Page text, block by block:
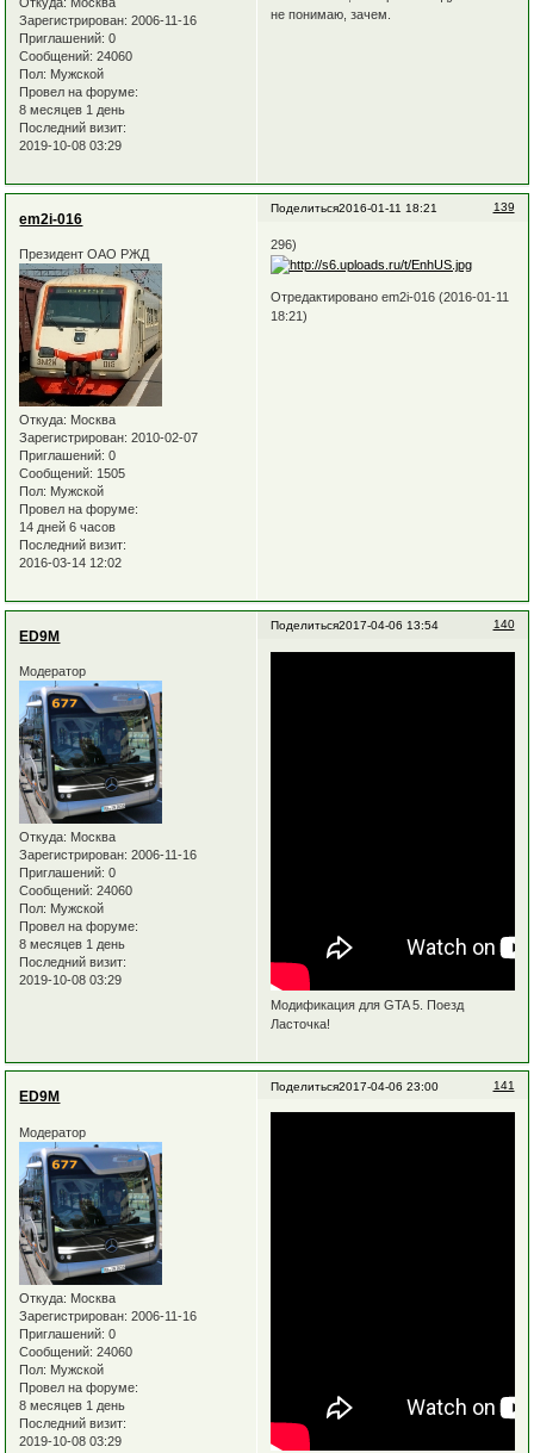
Зарегистрирован: 2006-11-16
Приглашений: 0
Сообщений: 24060
Пол: Мужской
Провел на форуме:
8 месяцев 1 день
Последний визит:
2019-10-08 03:29
не понимаю, зачем.
Поделиться 139
2016-01-11 18:21
em2i-016
Президент ОАО РЖД
Откуда: Москва
Зарегистрирован: 2010-02-07
Приглашений: 0
Сообщений: 1505
Пол: Мужской
Провел на форуме:
14 дней 6 часов
Последний визит:
2016-03-14 12:02
296)
Отредактировано em2i-016 (2016-01-11
18:21)
Поделиться 140
2017-04-06 13:54
ED9M
Модератор
Откуда: Москва
Зарегистрирован: 2006-11-16
Приглашений: 0
Сообщений: 24060
Пол: Мужской
Провел на форуме:
8 месяцев 1 день
Последний визит:
2019-10-08 03:29
Модификация для GTA 5. Поезд
Ласточка!
Поделиться 141
2017-04-06 23:00
ED9M
Модератор
Откуда: Москва
Зарегистрирован: 2006-11-16
Приглашений: 0
Сообщений: 24060
Пол: Мужской
Провел на форуме:
8 месяцев 1 день
Последний визит:
2019-10-08 03:29